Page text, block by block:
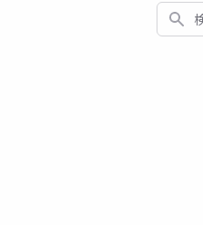
検索